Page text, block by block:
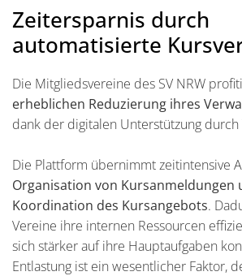
Zeitersparnis durch
automatisierte
Die Mitgliedsvereine des SV NRW
erheblichen Reduzierung ihres
dank der digitalen Unterstützung durch
Die Plattform übernimmt zeitintensive
Organisation von Kursanmeldungen
Koordination des Kursangebots.
Vereine ihre internen Ressourcen
sich stärker auf ihre Hauptaufgaben
Entlastung ist ein wesentlicher Faktor,